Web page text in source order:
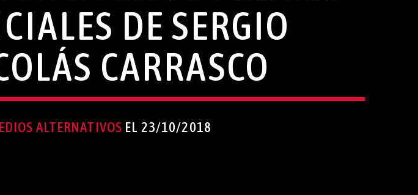
DE SERGIO
CARRASCO
ALTERNATIVOS EL 23/10/2018